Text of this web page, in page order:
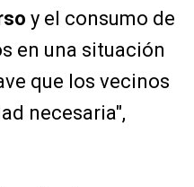
y el consumo de
en una situación
que los vecinos
necesaria",